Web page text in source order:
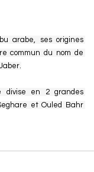
arabe, ses origines
commun du nom de
divise en 2 grandes
et Ouled Bahr